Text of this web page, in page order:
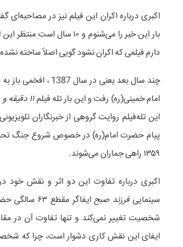
اکبری درباره اکران این فیلم نیز در
بار این خبر را می‌شنوم و ۱۰ سال
دارم فیلمی که اکران نشود گویی اصلاً ساخته
چند سال بعد یعنی در سال
امام خمینی(ره) رفت و این بار تله فیلم۱۱ دقیقه و ۳۰ ثانیه
این تله‌فیلم روایت گروهی از خبرنگاران
پیام حضرت امام(ره) در خصوص شروع جنگ
۱۳۵۹ راهی جماران می‌شوند.
اکبری درباره تفاوت‌ این دو اثر و نقش خود
سینماییفرزند صبح
ایفاگر مقطع
شخصیت تغییر نمی‌کند و تنها تفاوت آن در
ایفای این نقش کاری دشوار است، چرا که